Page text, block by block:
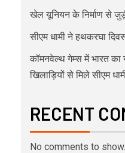
खेल यूनियन के निर्माण से
सीएम धामी ने हथकरघा
कॉमनवेल्थ गेम्स में भारत का
खिलाड़ियों से मिले सीएम
RECENT
No comments to show.